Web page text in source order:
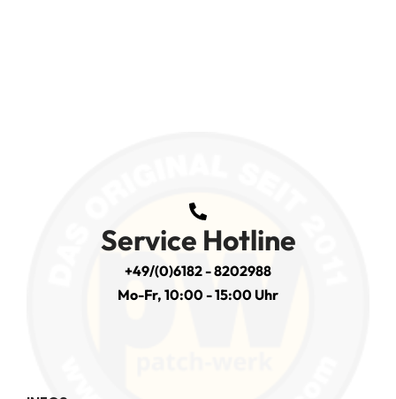
Service Hotline
+49/(0)6182 - 8202988
Mo-Fr, 10:00 - 15:00 Uhr